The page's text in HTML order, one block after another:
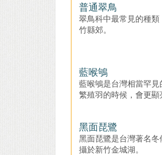
普通翠鳥
翠鳥科中最常見的種
竹縣郊。
藍喉鴝
藍喉鴝是台灣相當罕
繁殖羽的時候，會更顯
黑面琵鷺
黑面琵鷺是台灣著名
攝於新竹金城湖。